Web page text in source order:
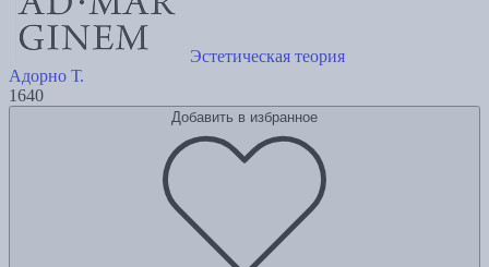
Эстетическая теория
Адорно Т.
1640
Добавить в избранное